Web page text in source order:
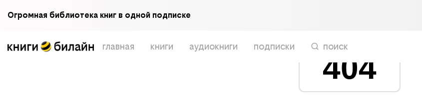
Огромная библиотека книг в одной подписке
главная книги аудиокниги подписки поиск
404